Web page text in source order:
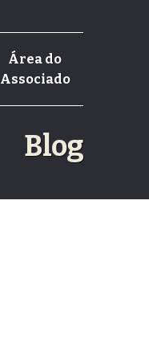
Área do
Associado
Blog